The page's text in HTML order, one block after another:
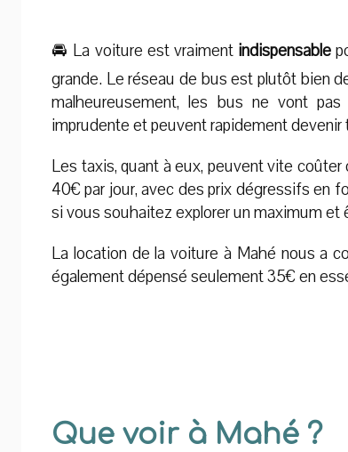
🚘 La voiture est vraiment indispensable
grande. Le réseau de bus est plutôt bien
malheureusement, les bus ne vont
imprudente et peuvent rapidement devenir
Les taxis, quant à eux, peuvent vite
40€ par jour, avec des prix dégressifs en
si vous souhaitez explorer un maximum
La location de la voiture à Mahé nous a
également dépensé seulement 35€ en
Que voir à Mahé ?